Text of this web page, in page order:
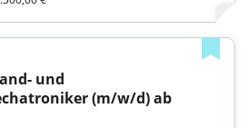
und
(m/w/d) ab